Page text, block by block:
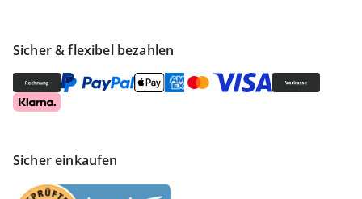
Sicher & flexibel bezahlen
Sicher einkaufen